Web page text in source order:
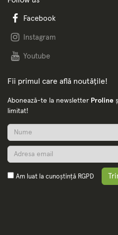
Facebook
Instagram
Youtube
Fii primul care află noutățile!
Abonează-te la newsletter Proline
limitat!
Am luat la cunoștință RGPD